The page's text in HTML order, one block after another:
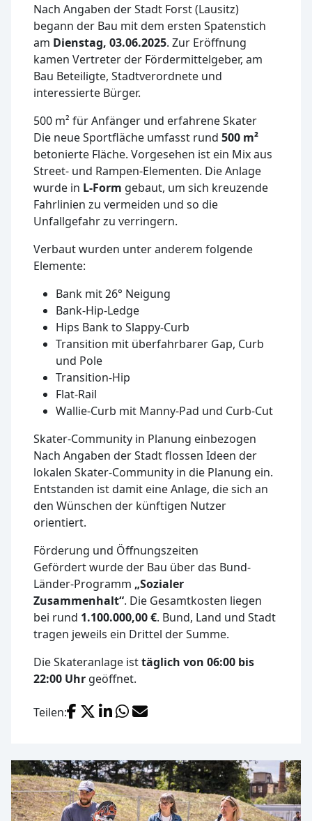
Nach Angaben der Stadt Forst (Lausitz)
begann der Bau mit dem ersten Spatenstich
am Dienstag, 03.06.2025. Zur Eröffnung
kamen Vertreter der Fördermittelgeber, am
Bau Beteiligte, Stadtverordnete und
interessierte Bürger.
500 m² für Anfänger und erfahrene Skater
Die neue Sportfläche umfasst rund 500 m²
betonierte Fläche. Vorgesehen ist ein Mix aus
Street- und Rampen-Elementen. Die Anlage
wurde in L-Form gebaut, um sich kreuzende
Fahrlinien zu vermeiden und so die
Unfallgefahr zu verringern.
Verbaut wurden unter anderem folgende
Elemente:
Bank mit 26° Neigung
Bank-Hip-Ledge
Hips Bank to Slappy-Curb
Transition mit überfahrbarer Gap, Curb
und Pole
Transition-Hip
Flat-Rail
Wallie-Curb mit Manny-Pad und Curb-Cut
Skater-Community in Planung einbezogen
Nach Angaben der Stadt flossen Ideen der
lokalen Skater-Community in die Planung ein.
Entstanden ist damit eine Anlage, die sich an
den Wünschen der künftigen Nutzer
orientiert.
Förderung und Öffnungszeiten
Gefördert wurde der Bau über das Bund-
Länder-Programm „Sozialer
Zusammenhalt“. Die Gesamtkosten liegen
bei rund 1.100.000,00 €. Bund, Land und Stadt
tragen jeweils ein Drittel der Summe.
Die Skateranlage isttäglich von 06:00 bis
22:00 Uhr geöffnet.
Teilen: Facebook
X (Twitter)
LinkedIn
WhatsApp